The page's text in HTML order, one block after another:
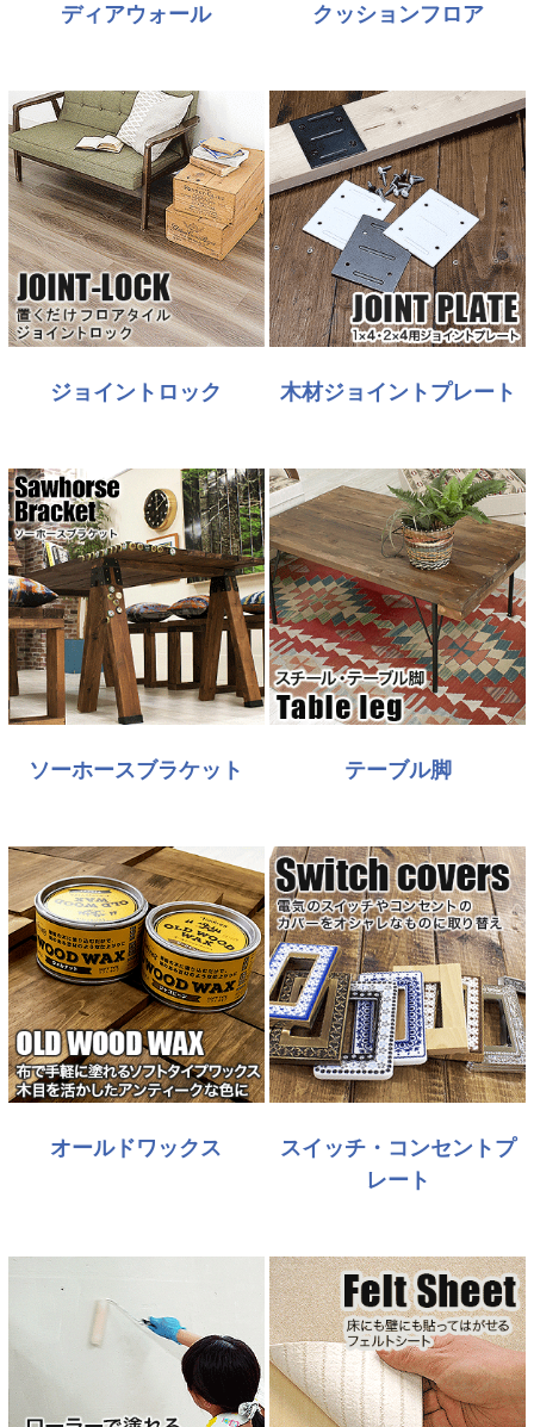
ディアウォール クッションフロア
ジョイントロック 木材ジョイントプレート
ソーホースブラケット テーブル脚
オールドワックス
スイッチ・コンセントプ
レート